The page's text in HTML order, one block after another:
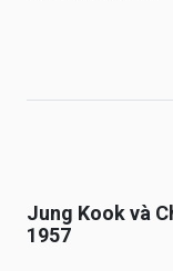
Jung Kook và
1957